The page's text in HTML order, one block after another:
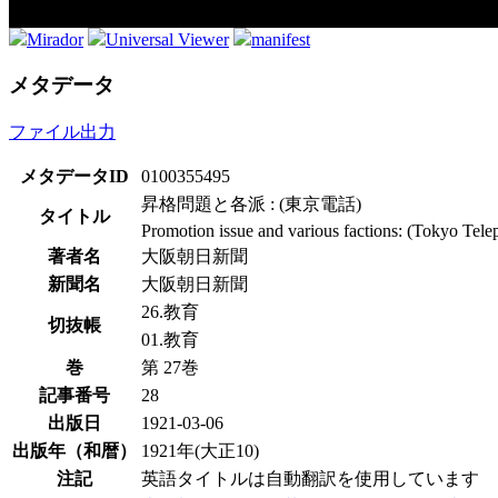
Mirador Universal Viewer manifest
メタデータ
ファイル出力
メタデータID 0100355495
タイトル
昇格問題と各派 : (東京電話)
Promotion issue and various factions: (Tokyo
著者名
大阪朝日新聞
新聞名
大阪朝日新聞
切抜帳
26.教育
01.教育
巻
第 27巻
記事番号
28
出版日
1921-03-06
出版年（和暦）
1921年(大正10)
注記
英語タイトルは自動翻訳を使用しています